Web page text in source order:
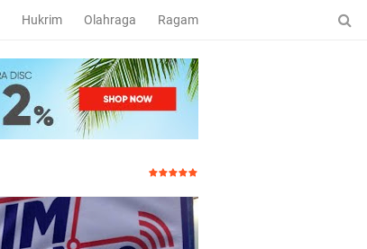
Hukrim Olahraga Ragam